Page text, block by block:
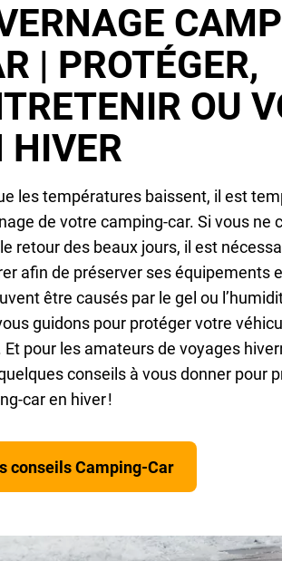
| PROTÉGER,
OU
HIVER
les températures baissent, il est
de votre camping-car. Si vous ne
retour des beaux jours, il est
afin de préserver ses équipements
être causés par le gel ou
guidons pour protéger votre
Et pour les amateurs de voyages
conseils à vous donner pour
car en hiver !
conseils Camping-Car